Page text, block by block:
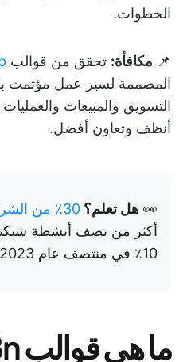
الخطوات.
📌 مكافأة: تحقق من قوالب
المصممة لسير عمل مؤتمت
التسويق والمبيعات
أنظف وتعاون أفضل.
👀 هل تعلم؟ 30٪ من الشركات
أكثر من نصف أنشطة
10٪ في منتصف عام 2023.
ما هي قوالب n8n؟